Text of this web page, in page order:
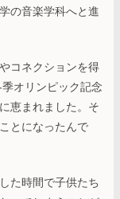
の音楽学科へと進
コネクションを得
オリンピック記念
恵まれました。そ
とになったんで
た時間で子供たち